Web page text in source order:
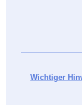
Wichtiger